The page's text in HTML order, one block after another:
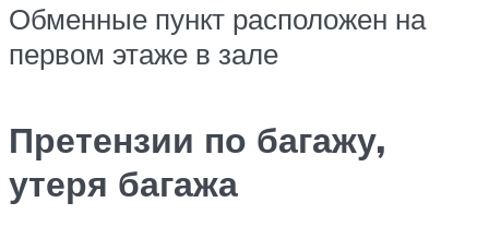
Обменные пункт расположен на
первом этаже в зале
Претензии по багажу,
утеря багажа